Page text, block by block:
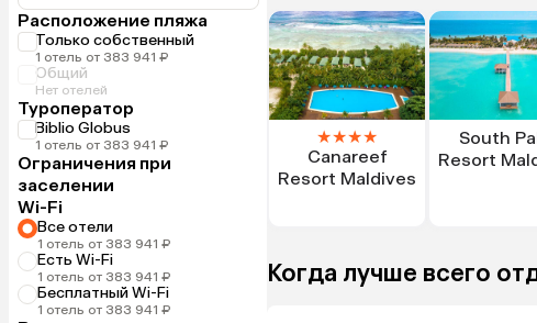
Расположение пляжа
Только собственный
1 отель от 383 941 ₽
Общий
Нет отелей
Туроператор
Biblio Globus
1 отель от 383 941 ₽
Ограничения при
заселении
Wi-Fi
Все отели
1 отель от 383 941 ₽
Есть Wi-Fi
1 отель от 383 941 ₽
Бесплатный Wi-Fi
1 отель от 383 941 ₽
★★★★
Canareef
Resort Maldives
South
Resort
Когда лучше всего